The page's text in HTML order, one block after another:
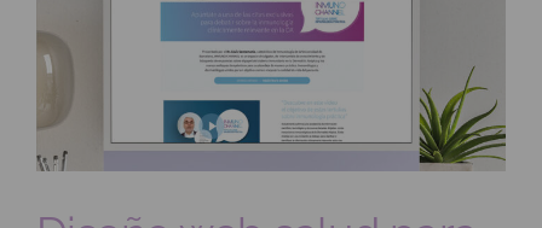
Instituto
Dr.
Paloma